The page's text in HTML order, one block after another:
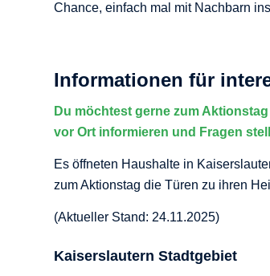
Chance, einfach mal mit Nachbarn
Informationen für
Du möchtest gerne zum
vor Ort informieren und Fragen
Es öffneten Haushalte in
zum Aktionstag die Türen zu ihren
(Aktueller Stand: 24.11.2025)
Kaiserslautern Stadtgebiet